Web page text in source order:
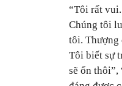
“Tôi rất
Chúng tôi
tôi. Thượng
Tôi biết sự
sẽ ổn thôi”,